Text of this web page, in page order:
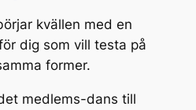
kvällen med en
dig som vill testa på
former.
medlems-dans till